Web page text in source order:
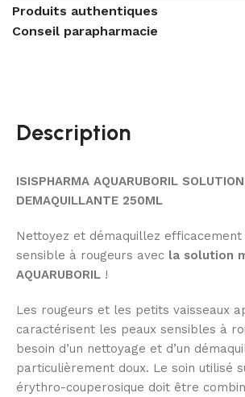
Produits authentiques
Conseil parapharmacie
Description
ISISPHARMA AQUARUBORIL
DEMAQUILLANTE 250ML
Nettoyez et démaquillez
sensible à rougeurs avec la solution
AQUARUBORIL !
Les rougeurs et les petits vaisseaux
caractérisent les peaux sensibles à
besoin d’un nettoyage et d’un
particulièrement doux. Le soin utilisé
érythro-couperosique doit être